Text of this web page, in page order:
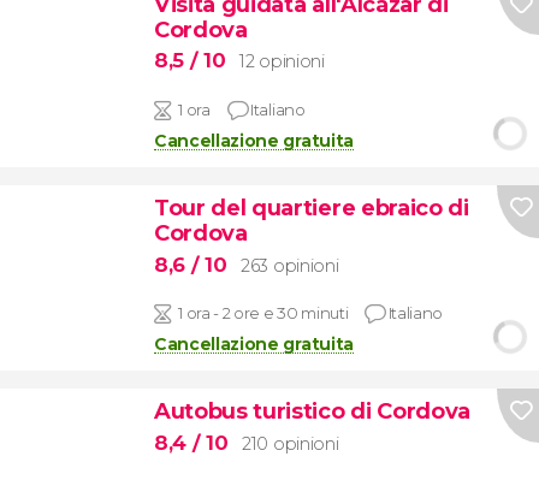
Cordova
8,5 / 10 12 opinioni
1 ora Italiano
Cancellazione gratuita
Tour del quartiere ebraico di
Cordova
8,6 / 10 263 opinioni
1 ora - 2 ore e 30 minuti Italiano
Cancellazione gratuita
Autobus turistico di Cordova
8,4 / 10 210 opinioni